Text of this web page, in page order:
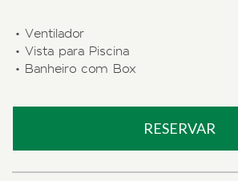
• Ventilador
• Vista para Piscina
• Banheiro com Box
RESERVAR